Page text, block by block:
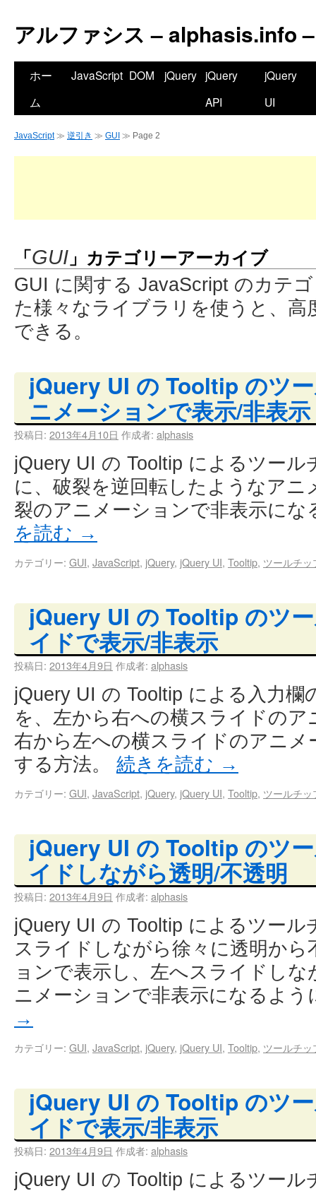
アルファシス – alphasis.info –
ホー
ム
JavaScript DOM jQuery jQuery
API
jQuery
UI
JavaScript≫ 逆引き ≫ GUI ≫ Page 2
「GUI 」カテゴリーアーカイブ
GUI に関する JavaScript のカテ
た様々なライブラリを使うと、高
できる。
jQuery UI の Tooltip のツ
ニメーションで表示/非表示
投稿日: 2013年4月10日 作成者: alphasis
jQuery UI の Tooltip によるツール
に、破裂を逆回転したようなアニ
裂のアニメーションで非表示に
を読む →
カテゴリー: GUI, JavaScript, jQuery, jQuery UI, Tooltip, ツールチッ
jQuery UI の Tooltip のツ
イドで表示/非表示
投稿日: 2013年4月9日 作成者: alphasis
jQuery UI の Tooltip による入力欄
を、左から右への横スライドの
右から左への横スライドのアニ
する方法。 続きを読む →
カテゴリー: GUI, JavaScript, jQuery, jQuery UI, Tooltip, ツールチッ
jQuery UI の Tooltip のツ
イドしながら透明/不透明
投稿日: 2013年4月9日 作成者: alphasis
jQuery UI の Tooltip によるツー
スライドしながら徐々に透明か
ョンで表示し、左へスライドし
ニメーションで非表示になるよ
→
カテゴリー: GUI, JavaScript, jQuery, jQuery UI, Tooltip, ツールチッ
jQuery UI の Tooltip のツ
イドで表示/非表示
投稿日: 2013年4月9日 作成者: alphasis
jQuery UI の Tooltip によるツール